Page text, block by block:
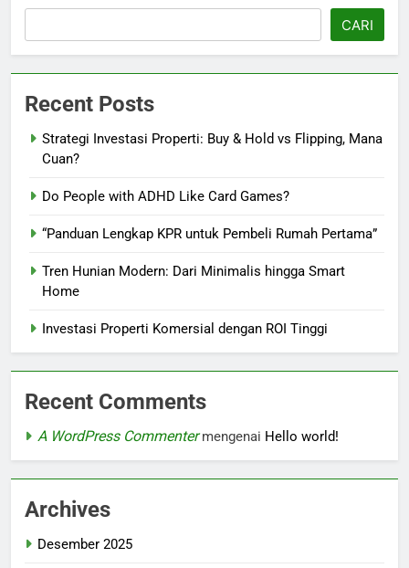
CARI
Recent Posts
Strategi Investasi Properti: Buy & Hold vs Flipping, Mana
Cuan?
Do People with ADHD Like Card Games?
“Panduan Lengkap KPR untuk Pembeli Rumah Pertama”
Tren Hunian Modern: Dari Minimalis hingga Smart
Home
Investasi Properti Komersial dengan ROI Tinggi
Recent Comments
A WordPress Commentermengenai Hello world!
Archives
Desember 2025